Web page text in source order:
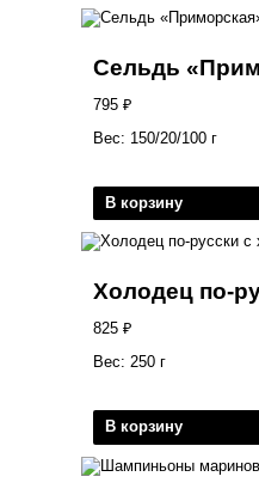
Сельдь
795 ₽
Вес: 150/20/100 г
В корзину
Холодец по-
825 ₽
Вес: 250 г
В корзину